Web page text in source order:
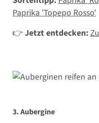
Paprika 'Topepo Rosso'
👉Jetzt entdecken:
3. Aubergine